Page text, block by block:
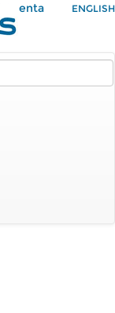
Cuenta ENGLISH